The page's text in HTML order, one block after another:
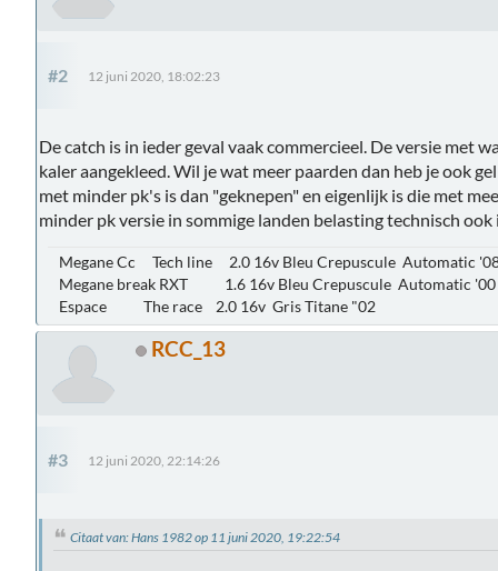
#2 12 juni 2020, 18:02:23
De catch is in ieder geval vaak commercieel. De versie met
kaler aangekleed. Wil je wat meer paarden dan heb je ook
met minder pk's is dan "geknepen" en eigenlijk is die met
minder pk versie in sommige landen belasting technisch
Megane Cc Tech line 2.0 16v Bleu Crepuscule Automatic
Megane break RXT 1.6 16v Bleu Crepuscule Automatic '00
Espace The race 2.0 16v Gris Titane "02
RCC_13
#3 12 juni 2020, 22:14:26
Citaat van: Hans 1982 op 11 juni 2020, 19:22:54